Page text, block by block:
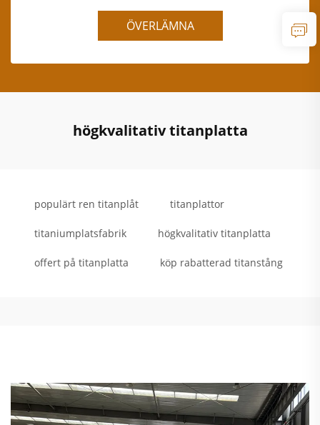
ÖVERLÄMNA
högkvalitativ titanplatta
populärt ren titanplåt titanplattor
titaniumplatsfabrik högkvalitativ titanplatta
offert på titanplatta köp rabatterad titanstång